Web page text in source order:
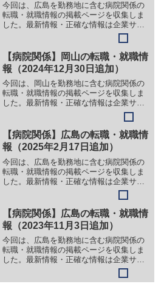
今回は、広島を勤務地に含む病院関係の
転職・就職情報の掲載ページを収集しま
した。最新情報・正確な情報は企業サイ
トでご確認ください。①【会社名】秋本
クリニック【職務】＞＞（１）訪問看護
師＞＞（２）介護支援専門員【ガイド】
＞＞（１）下記リンク先ペ...
【病院関係】岡山の転職・就職情
報（2024年12月30日追加）
今回は、岡山を勤務地に含む病院関係の
転職・就職情報の掲載ページを収集しま
した。最新情報・正確な情報は企業サイ
トでご確認ください。①【会社名】地方
独立行政法人 岡山市立総合医療センター
【職務】［既卒］＞＞（１）看護師＞＞
（２）助産師＞＞（３）...
【病院関係】広島の転職・就職情
報（2025年2月17日追加）
今回は、広島を勤務地に含む病院関係の
転職・就職情報の掲載ページを収集しま
した。最新情報・正確な情報は企業サイ
トでご確認ください。①【会社名】広島
県厚生農業協同組合連合会 広島総合病院
（JA広島総合病院）【職務】＞＞（１）
医師（集中治療・救急...
【病院関係】広島の転職・就職情
報（2023年11月3日追加）
今回は、広島を勤務地に含む病院関係の
転職・就職情報の掲載ページを収集しま
した。最新情報・正確な情報は企業サイ
トでご確認ください。①【会社名】医療
法人社団 生和会 広島はくしま病院